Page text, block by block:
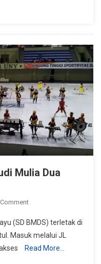
Mulia Dua
On
Drumband
SD
Budi
(SD BMDS) terletak di
Masuk melalui JL
Read More…